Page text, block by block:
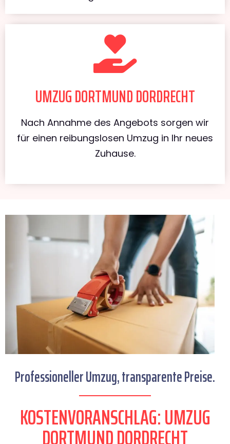
UMZUG DORTMUND DORDRECHT
Nach Annahme des Angebots sorgen wir
für einen reibungslosen Umzug in Ihr neues
Zuhause.
Professioneller Umzug, transparente Preise.
KOSTENVORANSCHLAG: UMZUG